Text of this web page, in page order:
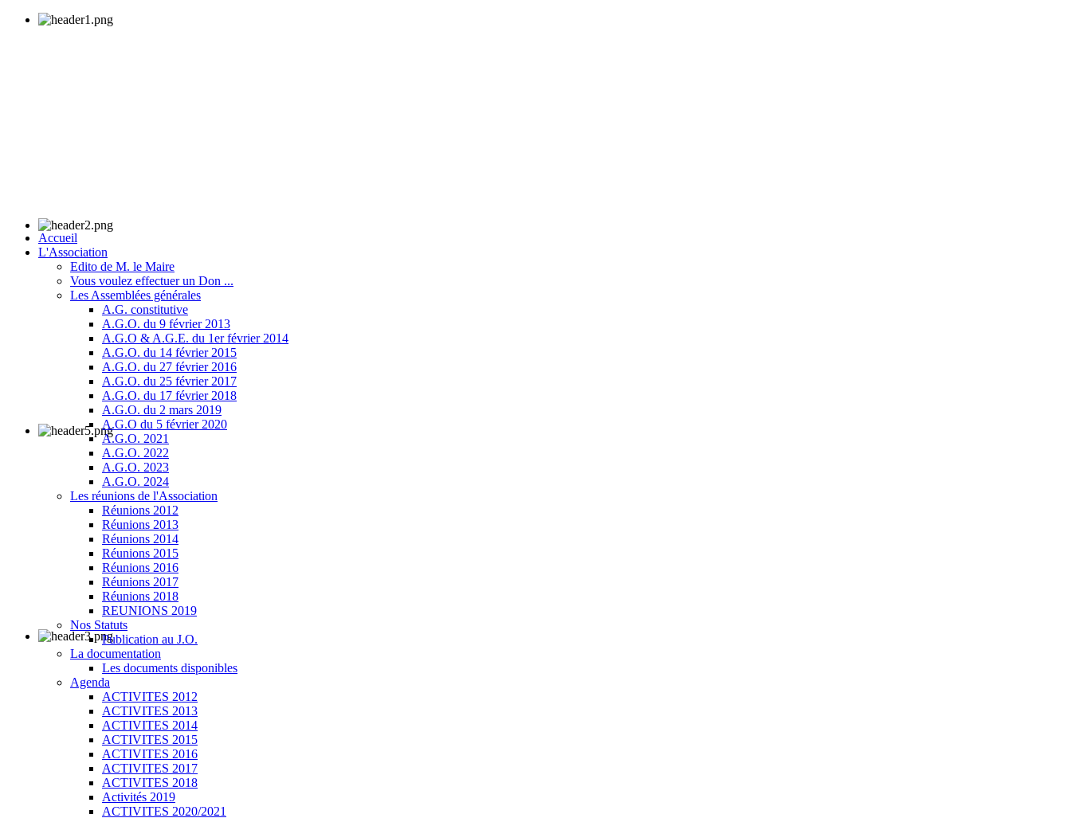
Accueil
L'Association
Edito de M. le Maire
Vous voulez effectuer un Don ...
Les Assemblées générales
A.G. constitutive
A.G.O. du 9 février 2013
A.G.O & A.G.E. du 1er février 2014
A.G.O. du 14 février 2015
A.G.O. du 27 février 2016
A.G.O. du 25 février 2017
A.G.O. du 17 février 2018
A.G.O. du 2 mars 2019
A.G.O du 5 février 2020
A.G.O. 2021
A.G.O. 2022
A.G.O. 2023
A.G.O. 2024
Les réunions de l'Association
Réunions 2012
Réunions 2013
Réunions 2014
Réunions 2015
Réunions 2016
Réunions 2017
Réunions 2018
REUNIONS 2019
Nos Statuts
Publication au J.O.
La documentation
Les documents disponibles
Agenda
ACTIVITES 2012
ACTIVITES 2013
ACTIVITES 2014
ACTIVITES 2015
ACTIVITES 2016
ACTIVITES 2017
ACTIVITES 2018
Activités 2019
ACTIVITES 2020/2021